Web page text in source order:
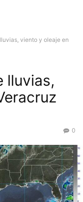
viento y oleaje en
lluvias,
0